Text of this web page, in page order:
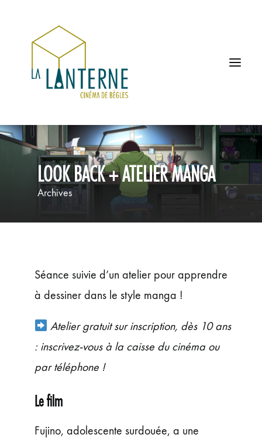
ACCUEIL
LES HORAIRES
JEUNE PUBLIC ET ADOS
LOOK BACK + ATELIER MANGA
Archives
Séance suivie d’un atelier pour apprendre
à dessiner dans le style manga !
Atelier gratuit sur inscription, dès 10 ans
: inscrivez-vous à la caisse du cinéma ou
par téléphone !
Le film
Fujino, adolescente surdouée, a une